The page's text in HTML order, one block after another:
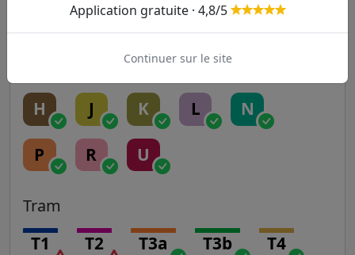
B C D E
H J K L N
P R U
Tram
T1 T2 T3a T3b T4
Application gratuite · 4,8/5
Continuer sur le site